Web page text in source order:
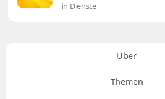
in Dienste
Über
Themen